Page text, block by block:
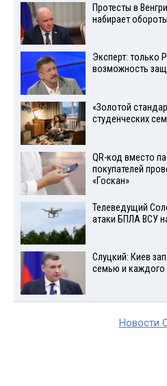
Протесты в
набирает обороты
Эксперт: только
возможность
«Золотой
студенческих
QR-код вместо
покупателей
«Госкан»
Телеведущий
атаки БПЛА ВСУ
Слуцкий: Киев
семью и каждого
Новости